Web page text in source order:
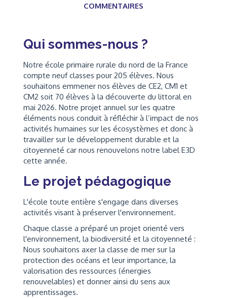
COMMENTAIRES
Qui sommes-nous ?
Notre école primaire rurale du nord de la France
compte neuf classes pour 205 élèves. Nous
souhaitons emmener nos élèves de CE2, CM1 et
CM2 soit 70 élèves à la découverte du littoral en
mai 2026. Notre projet annuel sur les quatre
éléments nous conduit à réfléchir à l’impact de nos
activités humaines sur les écosystèmes et donc à
travailler sur le développement durable et la
citoyenneté car nous renouvelons notre label E3D
cette année.
Le projet pédagogique
L'école toute entière s'engage dans diverses
activités visant à préserver l'environnement.
Chaque classe a préparé un projet orienté vers
l'environnement, la biodiversité et la citoyenneté :
Nous souhaitons axer la classe de mer sur la
protection des océans et leur importance, la
valorisation des ressources (énergies
renouvelables) et donner ainsi du sens aux
apprentissages.